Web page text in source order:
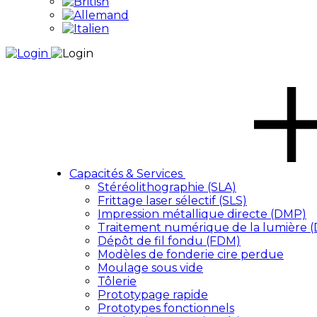
Capacités & Services
Stéréolithographie (SLA)
Frittage laser sélectif (SLS)
Impression métallique directe (DMP)
Traitement numérique de la lumière
Dépôt de fil fondu (FDM)
Modèles de fonderie cire perdue
Moulage sous vide
Tôlerie
Prototypage rapide
Prototypes fonctionnels